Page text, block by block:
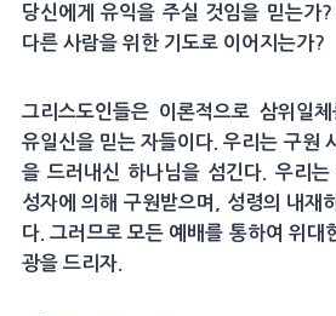
당신에게 유익을 주실 것임을 믿는가
다른 사람을 위한 기도로 이어지는가?
그리스도인들은 이론적으로 삼위일
유일신을 믿는 자들이다. 우리는 구원
을 드러내신 하나님을 섬긴다. 우리는
성자에 의해 구원받으며, 성령의 내재
다. 그러므로 모든 예배를 통하여 위대
광을 드리자.